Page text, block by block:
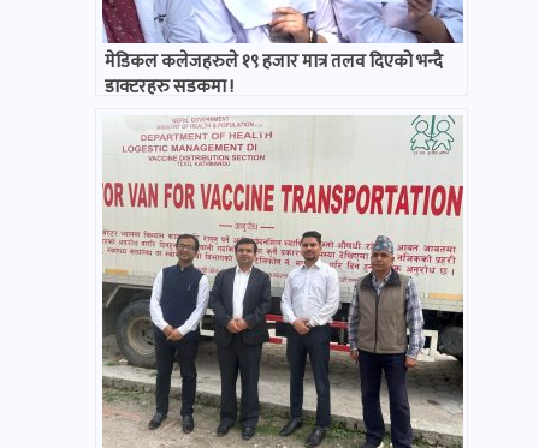
मेडिकल कलेजहरुले १९ हजार मात्र तलव दिएको भन्दै
डाक्टरहरु सडकमा !